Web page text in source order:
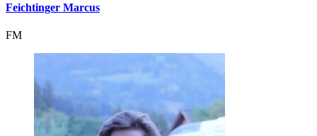
Feichtinger Marcus
FM